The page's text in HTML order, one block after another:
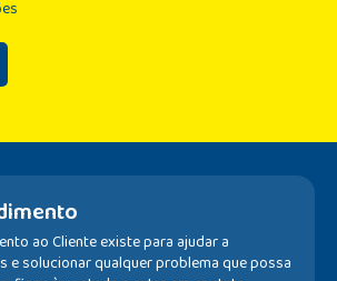
ao Cliente existe para ajudar a
e solucionar qualquer problema que possa